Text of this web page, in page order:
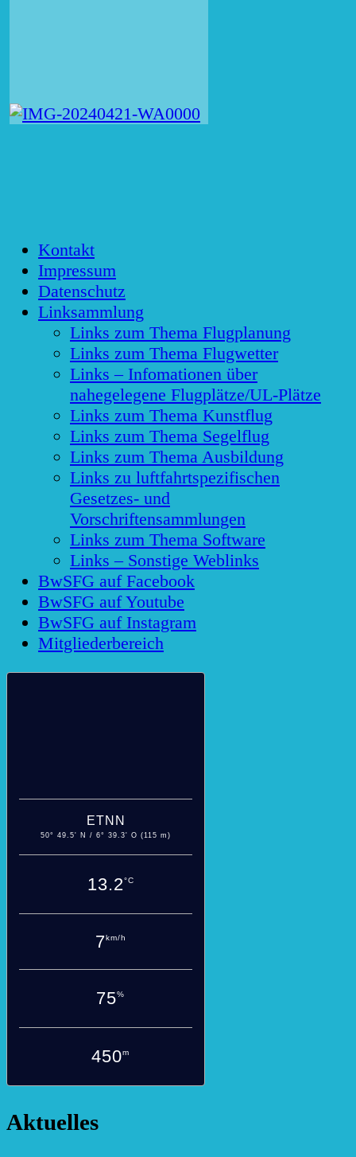
Kontakt
Impressum
Datenschutz
Linksammlung
Links zum Thema Flugplanung
Links zum Thema Flugwetter
Links – Infomationen über
nahegelegene Flugplätze/UL-Plätze
Links zum Thema Kunstflug
Links zum Thema Segelflug
Links zum Thema Ausbildung
Links zu luftfahrtspezifischen
Gesetzes- und
Vorschriftensammlungen
Links zum Thema Software
Links – Sonstige Weblinks
BwSFG auf Facebook
BwSFG auf Youtube
BwSFG auf Instagram
Mitgliederbereich
ETNN
50° 49.5' N / 6° 39.3' O (115 m)
13.2°C
7km/h
75%
450m
Aktuelles